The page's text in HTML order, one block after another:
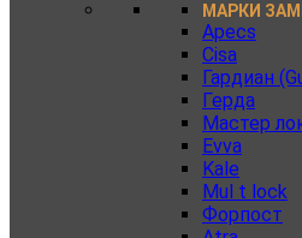
МАРКИ
Apecs
Cisa
Гардиан
Герда
Мастер
Evva
Kale
Mul t lock
Форпост